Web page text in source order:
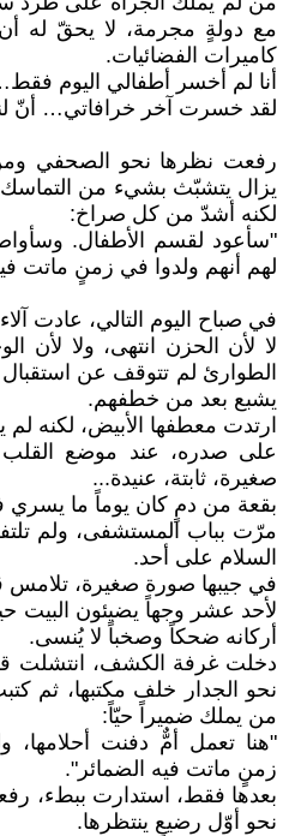
مع دولةٍ مجرمة، لا يحقّ له
كاميرات الفضائيات.
أنا لم أخسر أطفالي اليوم
لقد خسرت آخر خرافاتي… أنّ
رفعت نظرها نحو الصحفي
يزال يتشبّث بشيء من
لكنه أشدّ من كل صراخ:
"سأعود لقسم الأطفال.
لهم أنهم ولدوا في زمنٍ ماتت
في صباح اليوم التالي، عادت
لا لأن الحزن انتهى، ولا
الطوارئ لم تتوقف عن
يشبع بعد من خطفهم.
ارتدت معطفها الأبيض، لكنه
على صدره، عند موضع القلب
صغيرة، ثابتة، عنيدة...
بقعة من دمٍ كان يوماً ما يسري
مرّت بباب المستشفى، ولم
السلام على أحد.
في جيبها صورة صغيرة، تلامس
لأحد عشر وجهاً يضيئون البيت
أركانه ضحكاً وصخباً لا يُنسى.
دخلت غرفة الكشف، انتشلت
نحو الجدار خلف مكتبها، ثم
من يملك ضميراً حيّاً:
"هنا تعمل أمٌّ دفنت
زمنٍ ماتت فيه الضمائر".
بعدها فقط، استدارت ببطء،
نحو أوّل رضيعٍ ينتظرها.